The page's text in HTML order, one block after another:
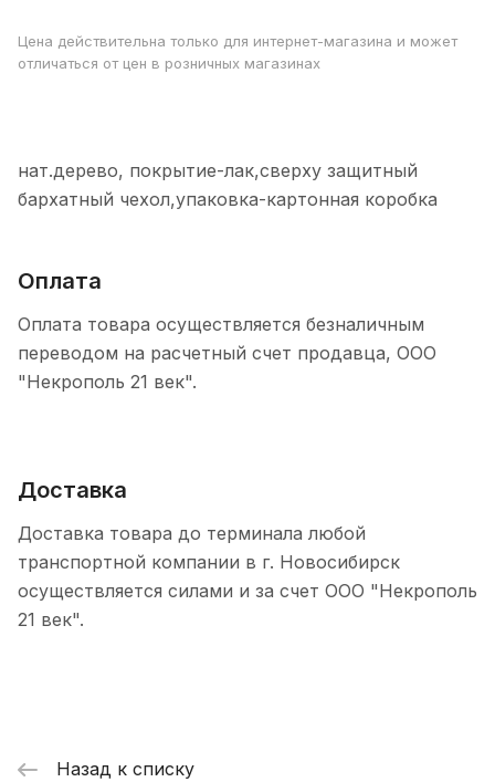
Цена действительна только для интернет-магазина и может
отличаться от цен в розничных магазинах
нат.дерево, покрытие-лак,сверху защитный
бархатный чехол,упаковка-картонная коробка
Оплата
Оплата товара осуществляется безналичным
переводом на расчетный счет продавца, ООО
"Некрополь 21 век".
Доставка
Доставка товара до терминала любой
транспортной компании в г. Новосибирск
осуществляется силами и за счет ООО "Некрополь
21 век".
Назад к списку